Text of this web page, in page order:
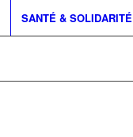
SANTÉ & SOLIDARITÉ